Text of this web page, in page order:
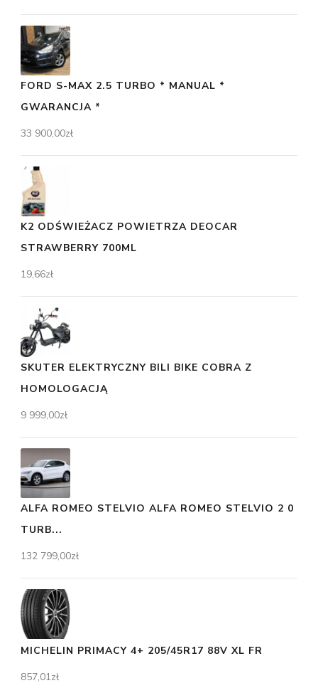
FORD S-MAX 2.5 TURBO * MANUAL *
GWARANCJA *
33 900,00zł
K2 ODŚWIEŻACZ POWIETRZA DEOCAR
STRAWBERRY 700ML
19,66zł
SKUTER ELEKTRYCZNY BILI BIKE COBRA Z
HOMOLOGACJĄ
9 999,00zł
ALFA ROMEO STELVIO ALFA ROMEO STELVIO 2 0
TURB...
132 799,00zł
MICHELIN PRIMACY 4+ 205/45R17 88V XL FR
857,01zł